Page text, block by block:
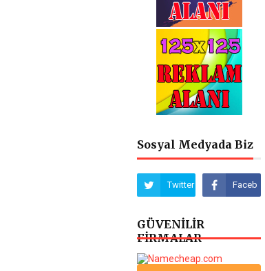
Sosyal Medyada Biz
GÜVENİLİR
FİRMALAR